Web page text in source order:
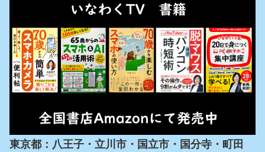
東京都：八王子・立川市・国立市・国分寺・町田